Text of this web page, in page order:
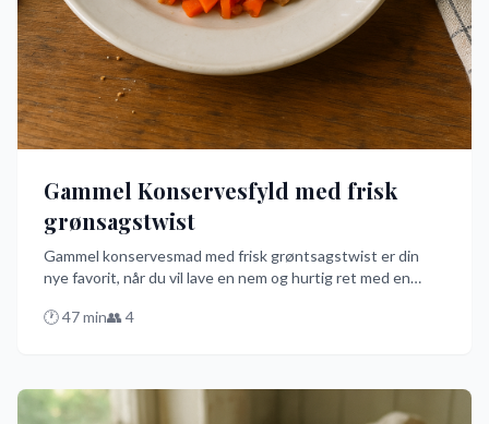
Gammel Konservesfyld med frisk
grønsagstwist
Gammel konservesmad med frisk grøntsagstwist er din
nye favorit, når du vil lave en nem og hurtig ret med en
friske grøntsager som gulerødder og ærter, og du har et
🕐47min👥 4